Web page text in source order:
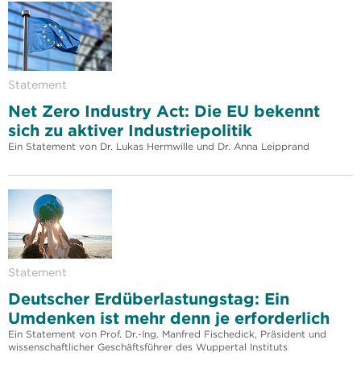
Statement
Net Zero Industry Act: Die EU bekennt
sich zu aktiver Industriepolitik
Ein Statement von Dr. Lukas Hermwille und Dr. Anna Leipprand
Statement
Deutscher Erdüberlastungstag: Ein
Umdenken ist mehr denn je erforderlich
Ein Statement von Prof. Dr.-Ing. Manfred Fischedick, Präsident und
wissenschaftlicher Geschäftsführer des Wuppertal Instituts